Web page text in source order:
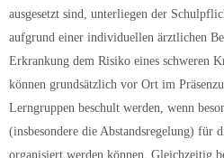
ausgesetzt sind, unterliegen der
aufgrund einer individuellen ärztlichen
Erkrankung dem Risiko eines schweren
können grundsätzlich vor Ort im
Lerngruppen beschult werden, wenn
(insbesondere die Abstandsregelung) für
organisiert werden können. Gleichzeitig